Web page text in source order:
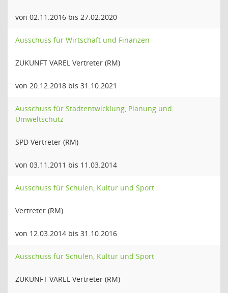
von 02.11.2016 bis 27.02.2020
Ausschuss für Wirtschaft und Finanzen
ZUKUNFT VAREL Vertreter (RM)
von 20.12.2018 bis 31.10.2021
Ausschuss für Stadtentwicklung, Planung und
Umweltschutz
SPD Vertreter (RM)
von 03.11.2011 bis 11.03.2014
Ausschuss für Schulen, Kultur und Sport
Vertreter (RM)
von 12.03.2014 bis 31.10.2016
Ausschuss für Schulen, Kultur und Sport
ZUKUNFT VAREL Vertreter (RM)